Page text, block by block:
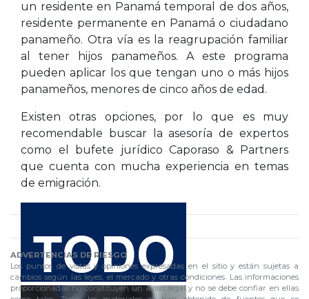
un residente en Panamá temporal de dos años,
residente permanente en Panamá o ciudadano
panameño. Otra vía es la reagrupación familiar
al tener hijos panameños. A este programa
pueden aplicar los que tengan uno o más hijos
panameños, menores de cinco años de edad.
Existen otras opciones, por lo que es muy
recomendable buscar la asesoría de expertos
como el bufete jurídico Caporaso & Partners
que cuenta con mucha experiencia en temas
de emigración.
ADVERTENCIAS DE RIESGO
Los puntos de vistas y opiniones expresadas en el sitio y están sujetas a
cambios según las leyes, el mercado y otras condiciones. Las informaciones
proporcionadas no constituyen un aviso legal y no se debe confiar en ellas